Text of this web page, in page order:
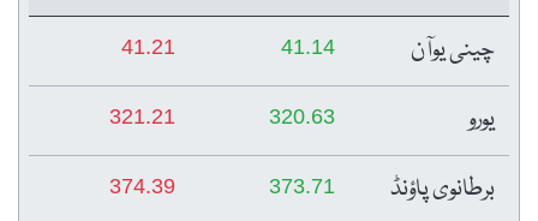
چینی یوآن
41.14
41.21
یورو 320.63
321.21
برطانوی پاؤنڈ 373.71
374.39